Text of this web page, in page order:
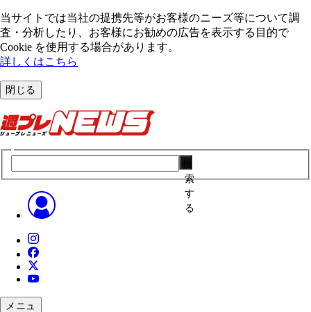
当サイトでは当社の提携先等がお客様のニーズ等について調
査・分析したり、お客様にお勧めの広告を表⽰する⽬的で
Cookie を使⽤する場合があります。
詳しくはこちら
閉じる
索
す
る
メニュ